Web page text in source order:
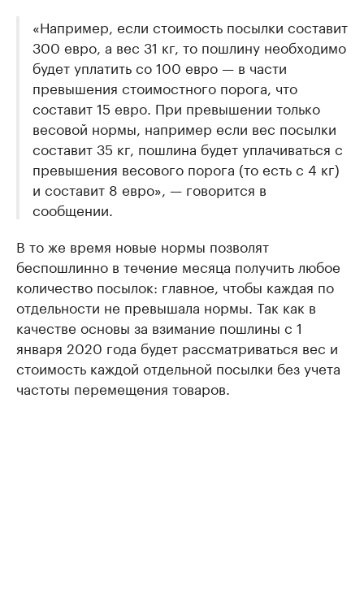
«Например, если стоимость посылки составит
300 евро, а вес 31 кг, то пошлину необходимо
будет уплатить со 100 евро — в части
превышения стоимостного порога, что
составит 15 евро. При превышении только
весовой нормы, например если вес посылки
составит 35 кг, пошлина будет уплачиваться с
превышения весового порога (то есть с 4 кг)
и составит 8 евро», — говорится в
сообщении.
В то же время новые нормы позволят
беспошлинно в течение месяца получить любое
количество посылок: главное, чтобы каждая по
отдельности не превышала нормы. Так как в
качестве основы за взимание пошлины с 1
января 2020 года будет рассматриваться вес и
стоимость каждой отдельной посылки без учета
частоты перемещения товаров.